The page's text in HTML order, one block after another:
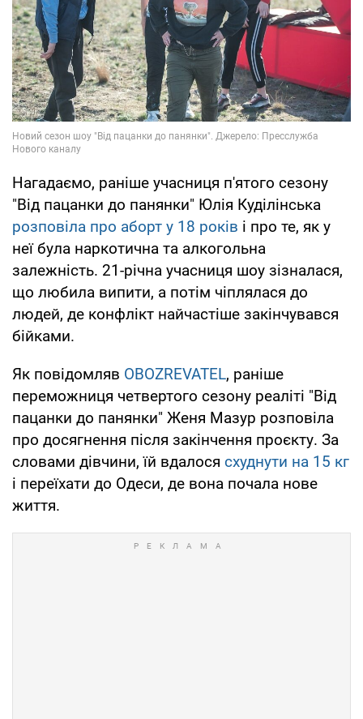
Нагадаємо, раніше учасниця п'ятого сезону
"Від пацанки до панянки" Юлія Куділінська
розповіла про аборт у 18 років і про те, як у
неї була наркотична та алкогольна
залежність. 21-річна учасниця шоу зізналася,
що любила випити, а потім чіплялася до
людей, де конфлікт найчастіше закінчувався
бійками.
Як повідомляв OBOZREVATEL, раніше
переможниця четвертого сезону реаліті "Від
пацанки до панянки" Женя Мазур розповіла
про досягнення після закінчення проєкту. За
словами дівчини, їй вдалося схуднути на 15 кг
і переїхати до Одеси, де вона почала нове
життя.